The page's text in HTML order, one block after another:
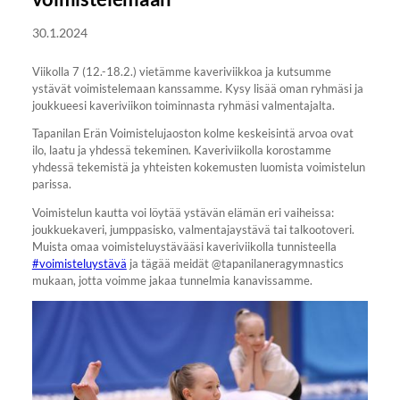
30.1.2024
Viikolla 7 (12.-18.2.) vietämme kaveriviikkoa ja kutsumme
ystävät voimistelemaan kanssamme. Kysy lisää oman ryhmäsi ja
joukkueesi kaveriviikon toiminnasta ryhmäsi valmentajalta.
Tapanilan Erän Voimistelujaoston kolme keskeisintä arvoa ovat
ilo, laatu ja yhdessä tekeminen. Kaveriviikolla korostamme
yhdessä tekemistä ja yhteisten kokemusten luomista voimistelun
parissa.
Voimistelun kautta voi löytää ystävän elämän eri vaiheissa:
joukkuekaveri, jumppasisko, valmentajaystävä tai talkootoveri.
Muista omaa voimisteluystävääsi kaveriviikolla tunnisteella
#voimisteluystävä ja tägää meidät @tapanilaneragymnastics
mukaan, jotta voimme jakaa tunnelmia kanavissamme.